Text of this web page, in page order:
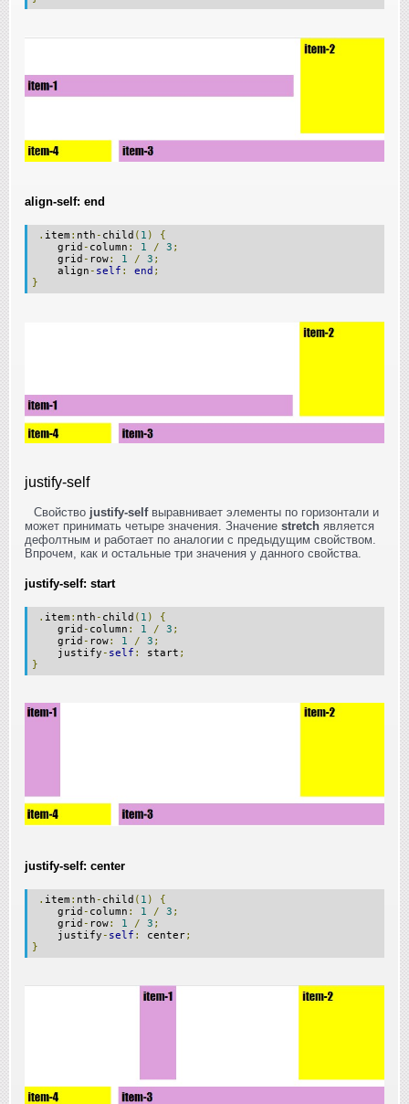
align-self: end
. item : nth - child ( 1 )
{
grid - column : 1 / 3 ;
grid - row: 1 / 3 ;
align - self : end ;
}
justify-self
Свойство justify-selfвыравнивает элементы по горизонтали и
может принимать четыре значения. Значение stretch является
дефолтным и работает по аналогии с предыдущим свойством.
Впрочем, как и остальные три значения у данного свойства.
justify-self: start
. item : nth - child ( 1 )
{
grid - column : 1 / 3 ;
grid - row: 1 / 3 ;
justify - self : start ;
}
justify-self: center
. item : nth - child ( 1 )
{
grid - column : 1 / 3 ;
grid - row: 1 / 3 ;
justify - self : center;
}